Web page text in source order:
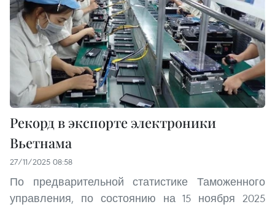
Рекорд в экспорте электроники
Вьетнама
27/11/2025 08:58
По предварительной статистике Таможенного
управления, по состоянию на 15 ноября 2025